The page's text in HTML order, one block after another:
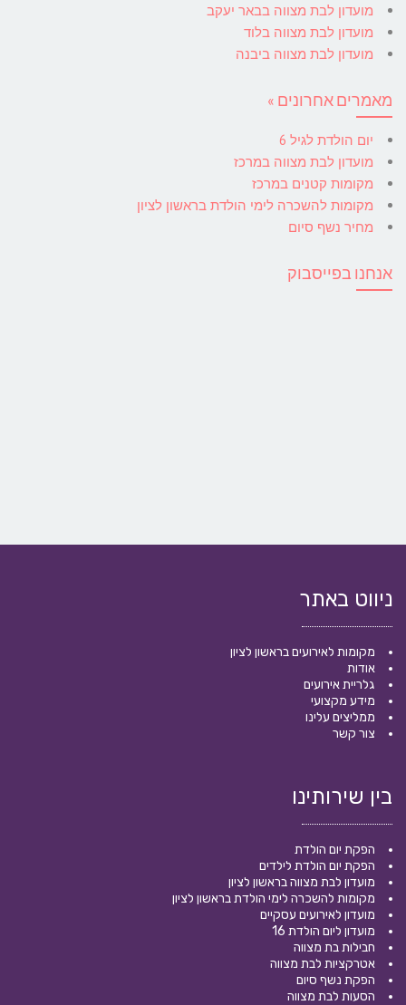
מועדון לבת מצווה בבאר יעקב
מועדון לבת מצווה בלוד
מועדון לבת מצווה ביבנה
מאמרים אחרונים »
יום הולדת לגיל 6
מועדון לבת מצווה במרכז
מקומות קטנים במרכז
מקומות להשכרה לימי הולדת בראשון לציון
מחיר נשף סיום
אנחנו בפייסבוק
ניווט באתר
מקומות לאירועים בראשון לציון
אודות
גלריית אירועים
מידע מקצועי
ממליצים עלינו
צור קשר
בין שירותינו
הפקת יום הולדת
הפקת יום הולדת לילדים
מועדון לבת מצווה בראשון לציון
מקומות להשכרה לימי הולדת בראשון לציון
מועדון לאירועים עסקיים
מועדון ליום הולדת 16
חבילות בת מצווה
אטרקציות לבת מצווה
הפקת נשף סיום
הסעות לבת מצווה